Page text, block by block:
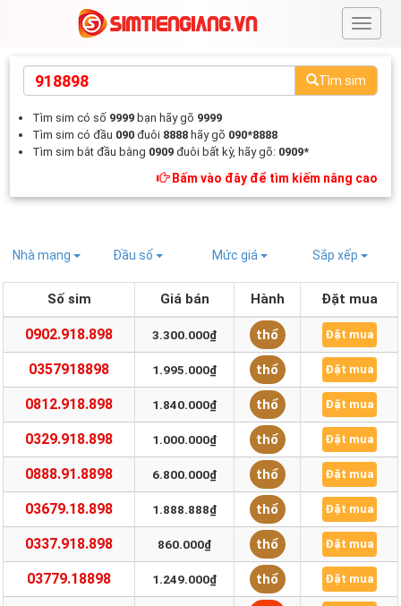
#
Tìm sim
Tìm sim có số 9999 bạn hãy gõ 9999
Tìm sim có đầu 090 đuôi 8888 hãy gõ 090*8888
Tìm sim bắt đầu bằng 0909 đuôi bất kỳ, hãy gõ: 0909*
Bấm vào đây để tìm kiếm nâng cao
Nhà mạng Đầu số Mức giá Sắp xếp
Số sim Giá bán Hành Đặt mua
0902.918.898 3.300.000₫ thổ Đặt mua
0357918898 1.995.000₫ thổ Đặt mua
0812.918.898 1.840.000₫ thổ Đặt mua
0329.918.898 1.000.000₫ thổ Đặt mua
0888.91.8898 6.800.000₫ thổ Đặt mua
03679.18.898 1.888.888₫ thổ Đặt mua
0337.918.898 860.000₫ thổ Đặt mua
03779.18898 1.249.000₫ thổ Đặt mua